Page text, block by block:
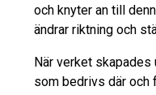
och knyter an till
ändrar riktning och
När verket
som bedrivs där och